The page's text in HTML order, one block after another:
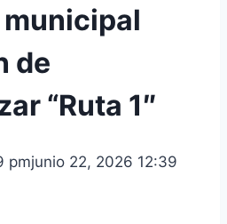
de
“Ruta 1″
pmjunio 22, 2026 12:39